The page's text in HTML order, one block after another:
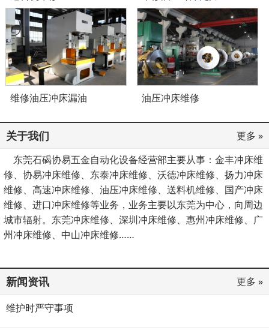
维修油压冲床漏油 油压冲床维修
关于我们
更多 »
东莞石碣协易五金自动化设备经营部主要从事：金丰冲床维
修、协易冲床维修、东泰冲床维修、沃德冲床维修、扬力冲床
维修、高速冲床维修、油压冲床维修、送料机维修、国产冲床
维修、进口冲床维修等业务，业务主要以东莞为中心，向周边
城市辐射。东莞冲床维修、深圳冲床维修、惠州冲床维修、广
州冲床维修、中山冲床维修……
新闻资讯
更多 »
维护时严守事项